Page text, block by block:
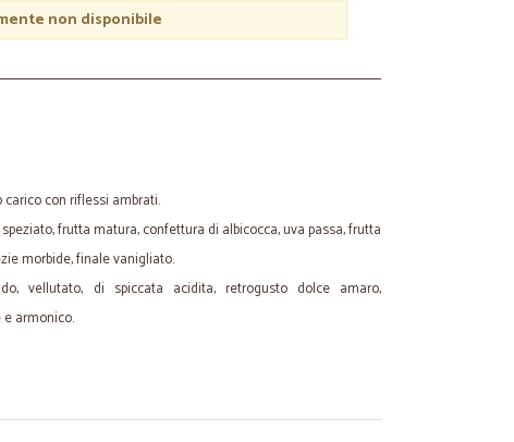
non disponibile
con riflessi ambrati.
frutta matura, confettura di albicocca, uva passa, frutta
morbide, finale vanigliato.
vellutato, di spiccata acidita, retrogusto dolce amaro,
armonico.